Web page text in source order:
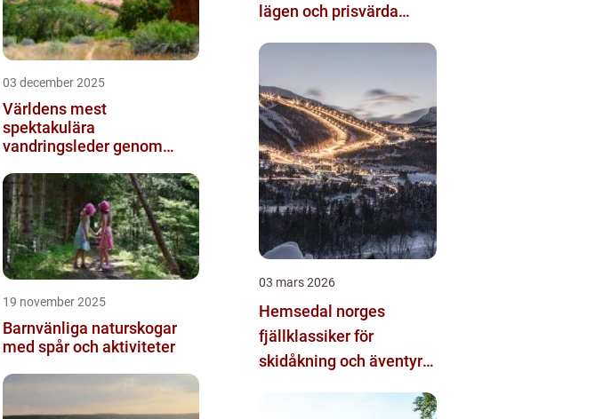
03 december 2025
Världens mest
spektakulära
vandringsleder genom
19 november 2025
Barnvänliga naturskogar
med spår och aktiviteter
lägen och prisvärda
03 mars 2026
Hemsedal norges
fjällklassiker för
skidåkning och äventyr